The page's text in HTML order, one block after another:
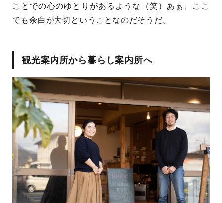
ことでの心のゆとりがあるような（笑）あぁ、ここ
でも余白が大切ということなのだそうだ。
観光案内所から暮らし案内所へ